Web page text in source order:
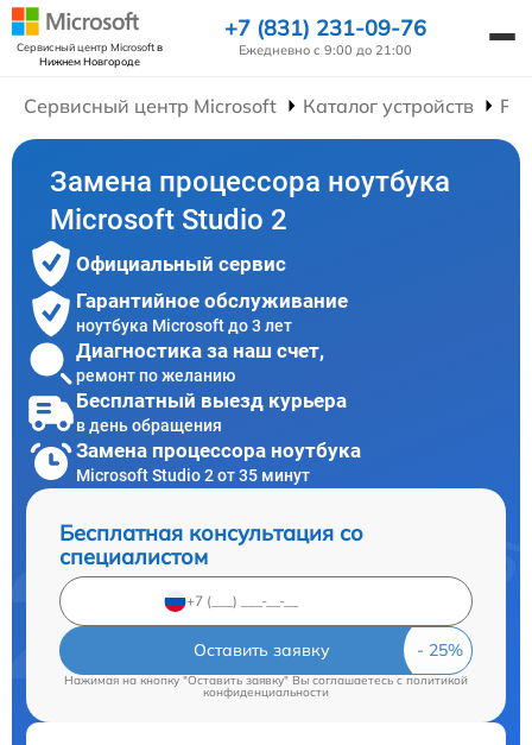
Сервисный центр Microsoftв
Нижнем Новгороде
+7 (831) 231-09-76
Ежедневно с 9:00 до 21:00
Сервисный центр Microsoft Каталог устройств
Замена процессора ноутбука
Microsoft Studio 2
Официальный сервис
Гарантийное обслуживание
ноутбука Microsoft до 3 лет
Диагностика за наш счет,
ремонт по желанию
Бесплатный выезд курьера
в день обращения
Замена процессора ноутбука
Microsoft Studio 2 от 35 минут
Бесплатная консультация со
специалистом
Оставить заявку
Нажимая на кнопку "Оставить заявку" Вы соглашаетесь cполитикой
конфиденциальности